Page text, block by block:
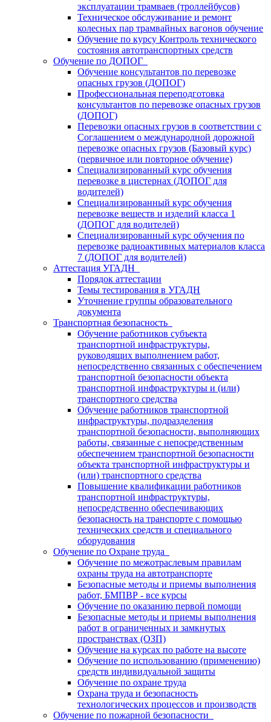
эксплуатации трамваев (троллейбусов)
Техническое обслуживание и ремонт
колесных пар трамвайных вагонов обучение
Обучение по курсу Контроль технического
состояния автотранспортных средств
Обучение по ДОПОГ
Обучение консультантов по перевозке
опасных грузов (ДОПОГ)
Профессиональная переподготовка
консультантов по перевозке опасных грузов
(ДОПОГ)
Перевозки опасных грузов в соответствии с
Соглашением о международной дорожной
перевозке опасных грузов (Базовый курс)
(первичное или повторное обучение)
Специализированный курс обучения
перевозке в цистернах (ДОПОГ для
водителей)
Специализированный курс обучения
перевозке веществ и изделий класса 1
(ДОПОГ для водителей)
Специализированный курс обучения по
перевозке радиоактивных материалов класса
7 (ДОПОГ для водителей)
Аттестация УГАДН
Порядок аттестации
Темы тестирования в УГАДН
Уточнение группы образовательного
документа
Транспортная безопасность
Обучение работников субъекта
транспортной инфраструктуры,
руководящих выполнением работ,
непосредственно связанных с обеспечением
транспортной безопасности объекта
транспортной инфраструктуры и (или)
транспортного средства
Обучение работников транспортной
инфраструктуры, подразделения
транспортной безопасности, выполняющих
работы, связанные с непосредственным
обеспечением транспортной безопасности
объекта транспортной инфраструктуры и
(или) транспортного средства
Повышение квалификации работников
транспортной инфраструктуры,
непосредственно обеспечивающих
безопасность на транспорте с помощью
технических средств и специального
оборудования
Обучение по Охране труда
Обучение по межотраслевым правилам
охраны труда на автотранспорте
Безопасные методы и приемы выполнения
работ, БМПВР - все курсы
Обучение по оказанию первой помощи
Безопасные методы и приемы выполнения
работ в ограниченных и замкнутых
пространствах (ОЗП)
Обучение на курсах по работе на высоте
Обучение по использованию (применению)
средств индивидуальной защиты
Обучение по охране труда
Охрана труда и безопасность
технологических процессов и производств
Обучение по пожарной безопасности